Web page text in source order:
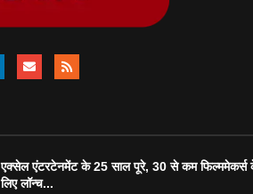
एक्सेल एंटरटेनमेंट के 25 साल पूरे, 30 से कम फिल्ममेकर्स
लिए लॉन्च...